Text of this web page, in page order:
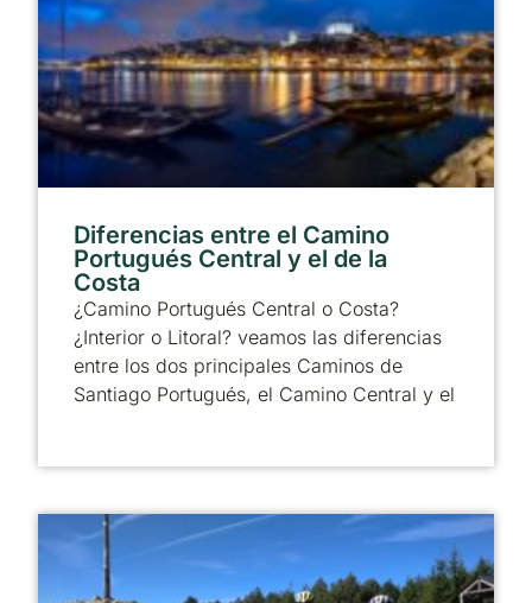
Diferencias entre el Camino
Portugués Central y el de la
Costa
¿Camino Portugués Central o Costa?
¿Interior o Litoral? veamos las diferencias
entre los dos principales Caminos de
Santiago Portugués, el Camino Central y el